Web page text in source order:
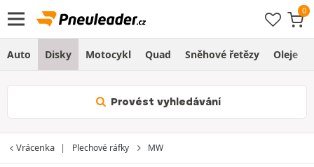
Auto Disky Motocykl Quad Sněhové řetězy Oleje
Provést vyhledávání
Vrácenka Plechové ráfky MW